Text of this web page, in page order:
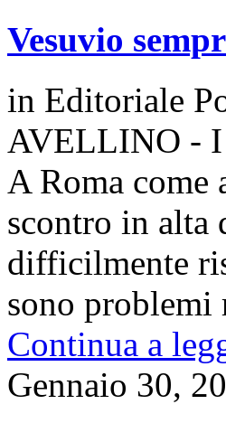
Vesuvio
in Editoriale
AVELLINO - I
A Roma
scontro in alta
difficilmente
sono
Continua a
Gennaio 30,